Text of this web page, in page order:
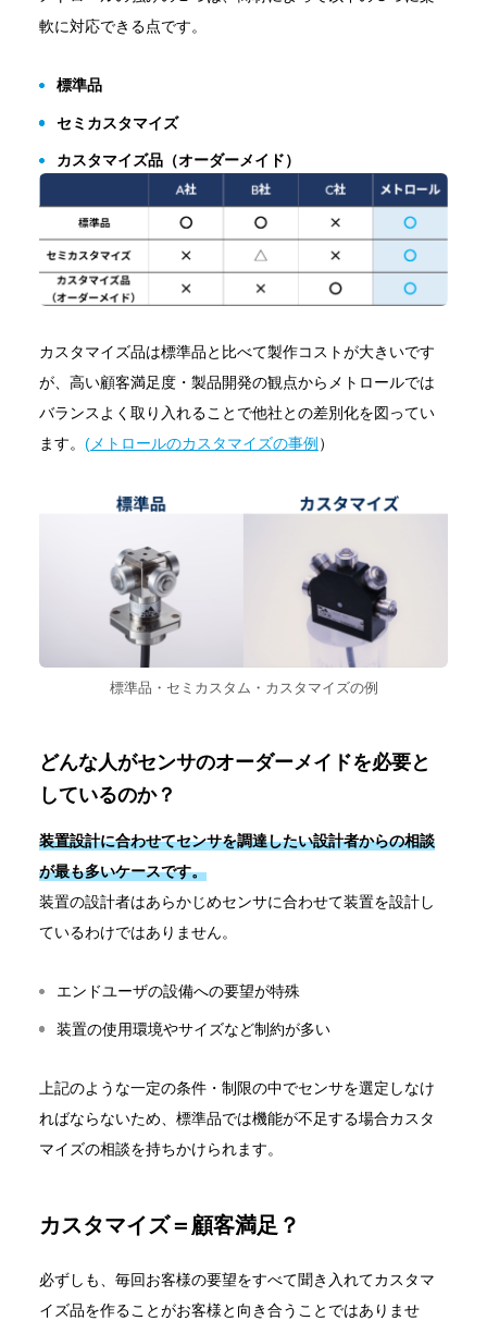
軟に対応できる点です。
標準品
セミカスタマイズ
カスタマイズ品（オーダーメイド）
カスタマイズ品は標準品と比べて製作コストが大きいです
が、高い顧客満足度・製品開発の観点からメトロールでは
バランスよく取り入れることで他社との差別化を図ってい
ます。 (メトロールのカスタマイズの事例 ）
標準品・セミカスタム・カスタマイズの例
どんな人がセンサのオーダーメイドを必要と
しているのか？
装置設計に合わせてセンサを調達したい設計者からの相談
が最も多いケースです。
装置の設計者はあらかじめセンサに合わせて装置を設計し
ているわけではありません。
エンドユーザの設備への要望が特殊
装置の使用環境やサイズなど制約が多い
上記のような一定の条件・制限の中でセンサを選定しなけ
ればならないため、標準品では機能が不足する場合カスタ
マイズの相談を持ちかけられます。
カスタマイズ＝顧客満足？
必ずしも、毎回お客様の要望をすべて聞き入れてカスタマ
イズ品を作ることがお客様と向き合うことではありませ